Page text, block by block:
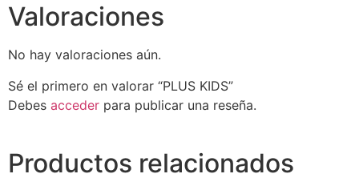
Valoraciones
No hay valoraciones aún.
Sé el primero en valorar “PLUS KIDS”
Debes acceder para publicar una reseña.
Productos relacionados